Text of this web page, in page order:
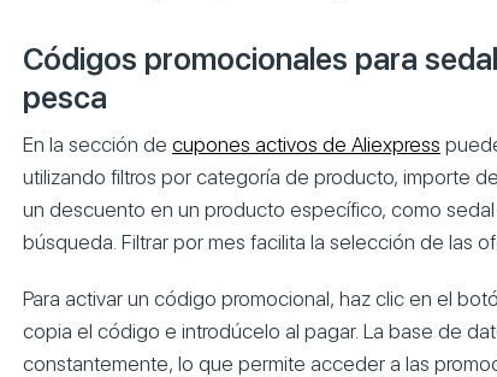
Códigos promocionales para
pesca
En la sección de cupones activos de Aliexpress
utilizando filtros por categoría de producto, importe
un descuento en un producto específico, como
búsqueda. Filtrar por mes facilita la selección de las
Para activar un código promocional, haz clic en el
copia el código e introdúcelo al pagar. La base de
constantemente, lo que permite acceder a las